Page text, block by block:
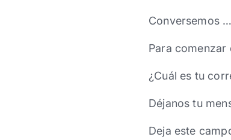
Conversemos …
Para
¿Cuál es tu
Déjanos tu
Deja este